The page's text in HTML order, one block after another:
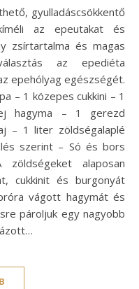
az epeutakat és
zsírtartalma és magas
az epediéta
epehólyag egészségét.
– 1 közepes cukkini – 1
hagyma – 1 gerezd
– 1 liter zöldségalaplé
szerint – Só és bors
alaposan
cukkinit és burgonyát
vágott hagymát és
pároljuk egy nagyobb